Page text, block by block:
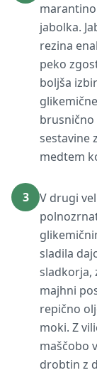
jabolka.
rezina
peko
boljša
brusnično
sestavine
medtem
3
V drugi
sladila
sladkorja,
majhni
repično
moki. Z
maščobo
drobtin z